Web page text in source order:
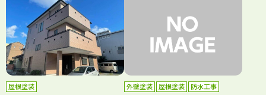
屋根塗装 外壁塗装 屋根塗装 防水工事